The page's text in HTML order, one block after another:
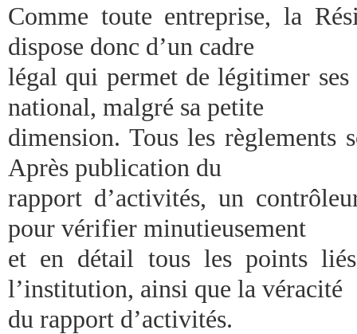
Comme toute entreprise, la
dispose donc d’un cadre
légal qui permet de légitimer
national, malgré sa petite
dimension. Tous les règlements
Après publication du
rapport d’activités, un
pour vérifier minutieusement
et en détail tous les points
l’institution, ainsi que la véracité
du rapport d’activités.